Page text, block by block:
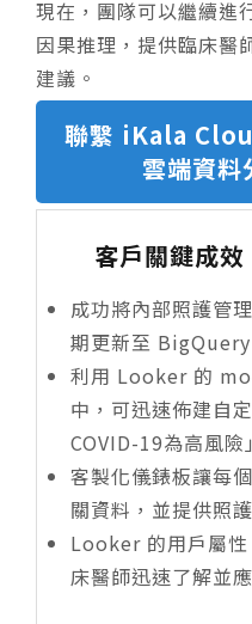
現在，團隊可以繼續進
因果推理，提供臨床醫
建議。
聯繫 iKala
雲端資料
客戶關鍵成效
成功將內部照護管
期更新至
利用 Looker 的
中，可迅速佈建自
COVID-19為高風險」
客製化儀錶板讓每
關資料，並提供照
Looker 的用戶屬
床醫師迅速了解並